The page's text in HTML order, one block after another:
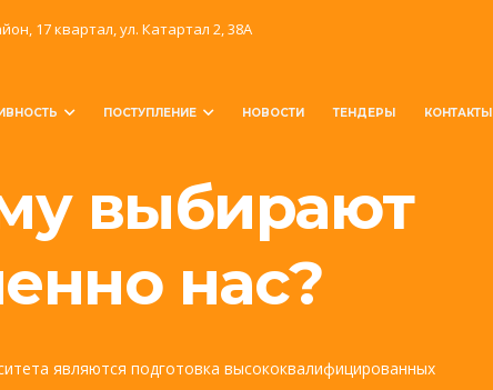
17 квартал, ул. Катартал 2, 38А
ПОСТУПЛЕНИЕ НОВОСТИ ТЕНДЕРЫ КОНТАКТЫ
выбирают
нас?
являются подготовка высококвалифицированных